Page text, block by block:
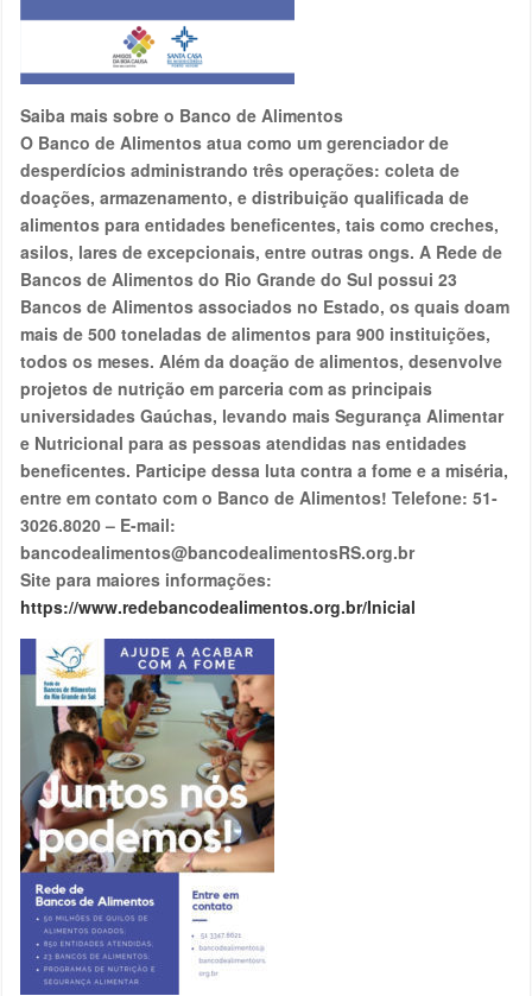
Saiba mais sobre o Banco de Alimentos
O Banco de Alimentos atua como um gerenciador de
desperdícios administrando três operações: coleta de
doações, armazenamento, e distribuição qualificada de
alimentos para entidades beneficentes, tais como creches,
asilos, lares de excepcionais, entre outras ongs. A Rede de
Bancos de Alimentos do Rio Grande do Sul possui 23
Bancos de Alimentos associados no Estado, os quais doam
mais de 500 toneladas de alimentos para 900 instituições,
todos os meses. Além da doação de alimentos, desenvolve
projetos de nutrição em parceria com as principais
universidades Gaúchas, levando mais Segurança Alimentar
e Nutricional para as pessoas atendidas nas entidades
beneficentes. Participe dessa luta contra a fome e a miséria,
entre em contato com o Banco de Alimentos! Telefone: 51-
3026.8020 – E-mail:
bancodealimentos@bancodealimentosRS.org.br
Site para maiores informações:
https://www.redebancodealimentos.org.br/Inicial